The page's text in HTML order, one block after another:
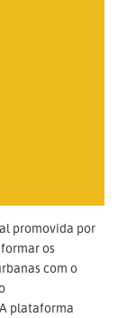
promovida por
os
com o
plataforma